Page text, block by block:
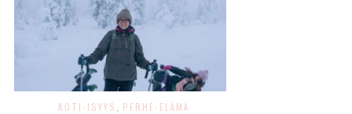
KOTI-ISYYS PERHE-ELÄMÄ